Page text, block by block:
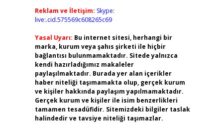
Reklam ve İletişim: Skype:
live:.cid.575569c608265c69
Yasal Uyarı: Bu internet sitesi, herhangi bir
marka, kurum veya şahıs şirketi ile hiçbir
bağlantısı bulunmamaktadır. Sitede yalnızca
kendi hazırladığımız makaleler
paylaşılmaktadır. Burada yer alan içerikler
haber niteliği taşımamakta olup, gerçek kurum
ve kişiler hakkında paylaşım yapılmamaktadır.
Gerçek kurum ve kişiler ile isim benzerlikleri
tamamen tesadüfidir. Sitemizdeki bilgiler taslak
halindedir ve tavsiye niteliği taşımazlar.